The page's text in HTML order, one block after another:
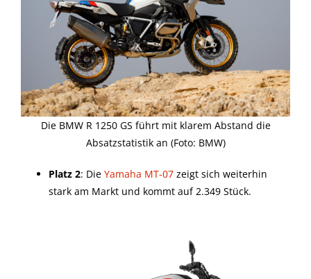
Die BMW R 1250 GS führt mit klarem Abstand die
Absatzstatistik an (Foto: BMW)
Platz 2: Die Yamaha MT-07 zeigt sich weiterhin
stark am Markt und kommt auf 2.349 Stück.